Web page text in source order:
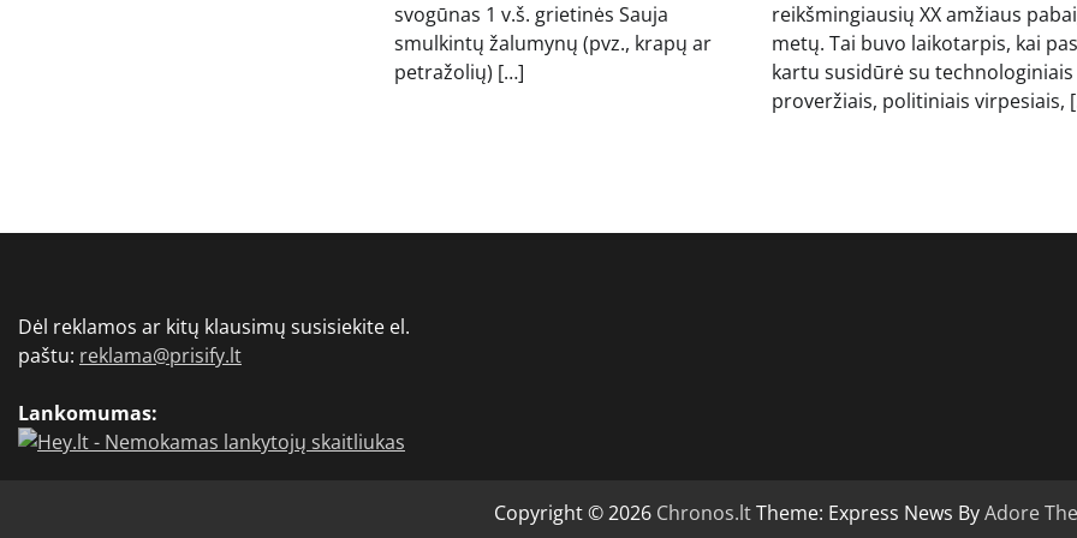
svogūnas 1 v.š. grietinės Sauja
smulkintų žalumynų (pvz., krapų ar
petražolių) […]
reikšmingiausių XX amžiaus
metų. Tai buvo laikotarpis, kai
kartu susidūrė su technologiniais
proveržiais, politiniais virpesiais,
Dėl reklamos ar kitų klausimų susisiekite el.
paštu: reklama@prisify.lt
Lankomumas:
Copyright © 2026 Chronos.ltTheme: Express News ByAdore